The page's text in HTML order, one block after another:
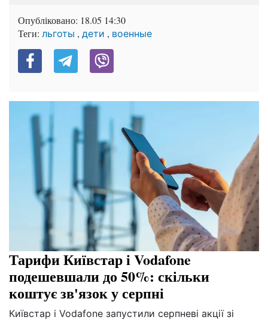
Опубліковано: 18.05 14:30
Теги: льготы , дети , военные
Тарифи Київстар і Vodafone
подешевшали до 50%: скільки
коштує зв'язок у серпні
Київстар і Vodafone запустили серпневі акції зі